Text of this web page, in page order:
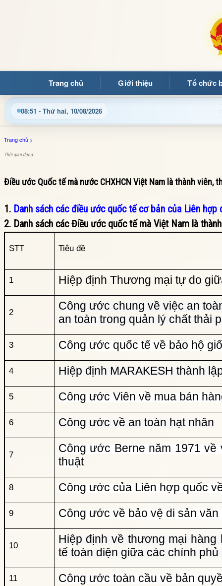
Trang chủ Giới thiệu Tổ chức
08:51 - Thứ hai, 10/08/2026
quý bạn đọc đến với Trang thông tin điện tử xã Mường Ảng
Trang chủ >
Thời gian đăng:
Điều ước Quốc tế mà nước CHXHCN Việt Nam là thành viên,
1. Danh sách các điều ước quốc tế cơ bản của Liên
2. Danh sách các Điều ước quốc tế mà Việt Nam là
STT Tiêu đề
1 Hiệp định Thương mại tự do
2
Công ước chung về việc an
an toàn trong quản lý chất thải
3 Công ước quốc tế về bảo hộ
4 Hiệp định MARAKESH thành
5 Công ước Viên về mua bán
6 Công ước về an toàn hạt nhân
7
Công ước Berne năm 1971
thuật
8 Công ước của Liên hợp quốc
9 Công ước về bảo vệ di sản văn
10
Hiệp định về thương mại
tế toàn diện giữa các chính
11 Công ước toàn cầu về bản